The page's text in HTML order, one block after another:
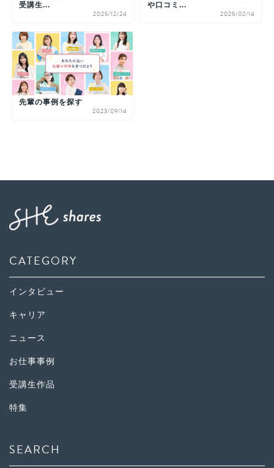
受講生...
2025/12/24
や口コミ...
2025/02/14
先輩の事例を探す
2023/09/14
CATEGORY
インタビュー
キャリア
ニュース
お仕事事例
受講生作品
特集
SEARCH